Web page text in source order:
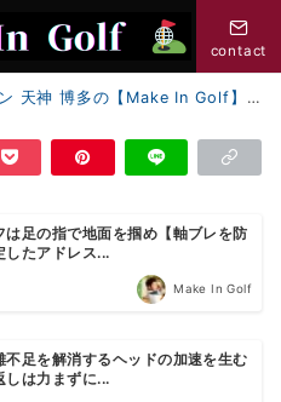
contact
福岡市内 インドアゴルフレッスン 天神 博多の【Make In Golf】
は足の指で地面を掴め【軸ブレを防
したアドレス...
Make In Golf
不足を解消するヘッドの加速を生む
しは力まずに...